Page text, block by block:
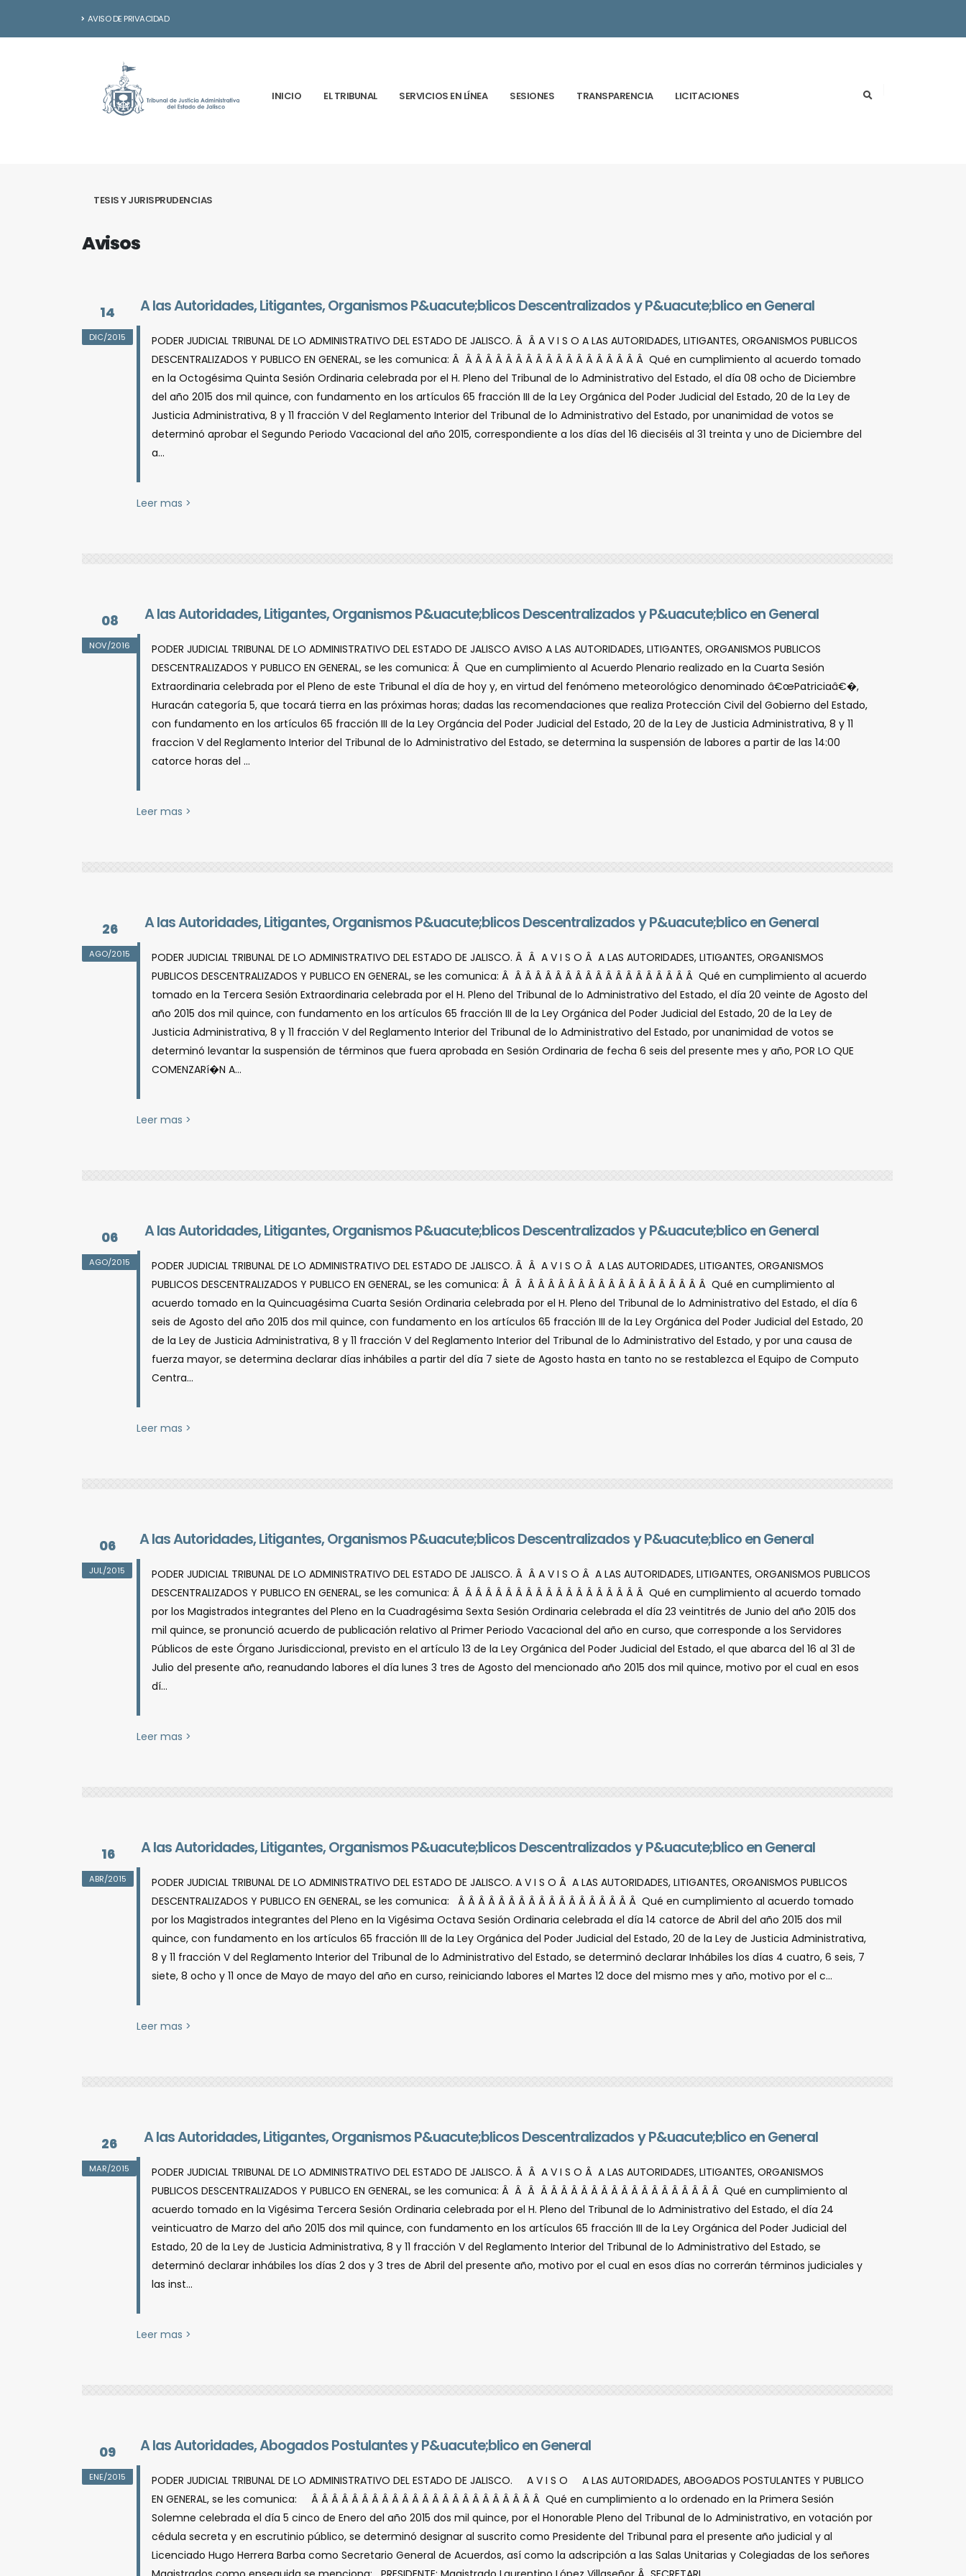
AVISO DE PRIVACIDAD
INICIO EL TRIBUNAL SERVICIOS EN LÍNEA SESIONES TRANSPARENCIA LICITACIONES
TESIS Y JURISPRUDENCIAS
Avisos
14
DIC/2015
A las Autoridades, Litigantes, Organismos P&uacute;blicos Descentralizados y P&uacute;blico en General
PODER JUDICIAL TRIBUNAL DE LO ADMINISTRATIVO DEL ESTADO DE JALISCO. Â Â A V I S O A LAS AUTORIDADES, LITIGANTES, ORGANISMOS PUBLICOS
DESCENTRALIZADOS Y PUBLICO EN GENERAL, se les comunica: Â Â Â Â Â Â Â Â Â Â Â Â Â Â Â Â Â Â Â Qué en cumplimiento al acuerdo tomado
en la Octogésima Quinta Sesión Ordinaria celebrada por el H. Pleno del Tribunal de lo Administrativo del Estado, el dí­a 08 ocho de Diciembre
del año 2015 dos mil quince, con fundamento en los artí­culos 65 fracción III de la Ley Orgánica del Poder Judicial del Estado, 20 de la Ley de
Justicia Administrativa, 8 y 11 fracción V del Reglamento Interior del Tribunal de lo Administrativo del Estado, por unanimidad de votos se
determinó aprobar el Segundo Periodo Vacacional del año 2015, correspondiente a los dí­as del 16 dieciséis al 31 treinta y uno de Diciembre del
a...
Leer mas >
08
NOV/2016
A las Autoridades, Litigantes, Organismos P&uacute;blicos Descentralizados y P&uacute;blico en General
PODER JUDICIAL TRIBUNAL DE LO ADMINISTRATIVO DEL ESTADO DE JALISCO AVISO A LAS AUTORIDADES, LITIGANTES, ORGANISMOS PUBLICOS
DESCENTRALIZADOS Y PUBLICO EN GENERAL, se les comunica: Â Que en cumplimiento al Acuerdo Plenario realizado en la Cuarta Sesión
Extraordinaria celebrada por el Pleno de este Tribunal el dí­a de hoy y, en virtud del fenómeno meteorológico denominado â€œPatriciaâ€�,
Huracán categorí­a 5, que tocará tierra en las próximas horas; dadas las recomendaciones que realiza Protección Civil del Gobierno del Estado,
con fundamento en los artí­culos 65 fracción III de la Ley Orgáncia del Poder Judicial del Estado, 20 de la Ley de Justicia Administrativa, 8 y 11
fraccion V del Reglamento Interior del Tribunal de lo Administrativo del Estado, se determina la suspensión de labores a partir de las 14:00
catorce horas del ...
Leer mas >
26
AGO/2015
A las Autoridades, Litigantes, Organismos P&uacute;blicos Descentralizados y P&uacute;blico en General
PODER JUDICIAL TRIBUNAL DE LO ADMINISTRATIVO DEL ESTADO DE JALISCO. Â Â A V I S O Â A LAS AUTORIDADES, LITIGANTES, ORGANISMOS
PUBLICOS DESCENTRALIZADOS Y PUBLICO EN GENERAL, se les comunica: Â Â Â Â Â Â Â Â Â Â Â Â Â Â Â Â Â Â Â Qué en cumplimiento al acuerdo
tomado en la Tercera Sesión Extraordinaria celebrada por el H. Pleno del Tribunal de lo Administrativo del Estado, el dí­a 20 veinte de Agosto del
año 2015 dos mil quince, con fundamento en los artí­culos 65 fracción III de la Ley Orgánica del Poder Judicial del Estado, 20 de la Ley de
Justicia Administrativa, 8 y 11 fracción V del Reglamento Interior del Tribunal de lo Administrativo del Estado, por unanimidad de votos se
determinó levantar la suspensión de términos que fuera aprobada en Sesión Ordinaria de fecha 6 seis del presente mes y año, POR LO QUE
COMENZARí�N A...
Leer mas >
06
AGO/2015
A las Autoridades, Litigantes, Organismos P&uacute;blicos Descentralizados y P&uacute;blico en General
PODER JUDICIAL TRIBUNAL DE LO ADMINISTRATIVO DEL ESTADO DE JALISCO. Â Â A V I S O Â A LAS AUTORIDADES, LITIGANTES, ORGANISMOS
PUBLICOS DESCENTRALIZADOS Y PUBLICO EN GENERAL, se les comunica: Â Â Â Â Â Â Â Â Â Â Â Â Â Â Â Â Â Â Â Â Qué en cumplimiento al
acuerdo tomado en la Quincuagésima Cuarta Sesión Ordinaria celebrada por el H. Pleno del Tribunal de lo Administrativo del Estado, el dí­a 6
seis de Agosto del año 2015 dos mil quince, con fundamento en los artí­culos 65 fracción III de la Ley Orgánica del Poder Judicial del Estado, 20
de la Ley de Justicia Administrativa, 8 y 11 fracción V del Reglamento Interior del Tribunal de lo Administrativo del Estado, y por una causa de
fuerza mayor, se determina declarar dí­as inhábiles a partir del dí­a 7 siete de Agosto hasta en tanto no se restablezca el Equipo de Computo
Centra...
Leer mas >
06
JUL/2015
A las Autoridades, Litigantes, Organismos P&uacute;blicos Descentralizados y P&uacute;blico en General
PODER JUDICIAL TRIBUNAL DE LO ADMINISTRATIVO DEL ESTADO DE JALISCO. Â Â A V I S O Â A LAS AUTORIDADES, LITIGANTES, ORGANISMOS PUBLICOS
DESCENTRALIZADOS Y PUBLICO EN GENERAL, se les comunica: Â Â Â Â Â Â Â Â Â Â Â Â Â Â Â Â Â Â Â Qué en cumplimiento al acuerdo tomado
por los Magistrados integrantes del Pleno en la Cuadragésima Sexta Sesión Ordinaria celebrada el dí­a 23 veintitrés de Junio del año 2015 dos
mil quince, se pronunció acuerdo de publicación relativo al Primer Periodo Vacacional del año en curso, que corresponde a los Servidores
Públicos de este Órgano Jurisdiccional, previsto en el artí­culo 13 de la Ley Orgánica del Poder Judicial del Estado, el que abarca del 16 al 31 de
Julio del presente año, reanudando labores el dí­a lunes 3 tres de Agosto del mencionado año 2015 dos mil quince, motivo por el cual en esos
dí...
Leer mas >
16
ABR/2015
A las Autoridades, Litigantes, Organismos P&uacute;blicos Descentralizados y P&uacute;blico en General
PODER JUDICIAL TRIBUNAL DE LO ADMINISTRATIVO DEL ESTADO DE JALISCO. A V I S O Â A LAS AUTORIDADES, LITIGANTES, ORGANISMOS PUBLICOS
DESCENTRALIZADOS Y PUBLICO EN GENERAL, se les comunica: Â Â Â Â Â Â Â Â Â Â Â Â Â Â Â Â Â Â Qué en cumplimiento al acuerdo tomado
por los Magistrados integrantes del Pleno en la Vigésima Octava Sesión Ordinaria celebrada el dí­a 14 catorce de Abril del año 2015 dos mil
quince, con fundamento en los artí­culos 65 fracción III de la Ley Orgánica del Poder Judicial del Estado, 20 de la Ley de Justicia Administrativa,
8 y 11 fracción V del Reglamento Interior del Tribunal de lo Administrativo del Estado, se determinó declarar Inhábiles los dí­as 4 cuatro, 6 seis, 7
siete, 8 ocho y 11 once de Mayo de mayo del año en curso, reiniciando labores el Martes 12 doce del mismo mes y año, motivo por el c...
Leer mas >
26
MAR/2015
A las Autoridades, Litigantes, Organismos P&uacute;blicos Descentralizados y P&uacute;blico en General
PODER JUDICIAL TRIBUNAL DE LO ADMINISTRATIVO DEL ESTADO DE JALISCO. Â Â A V I S O Â A LAS AUTORIDADES, LITIGANTES, ORGANISMOS
PUBLICOS DESCENTRALIZADOS Y PUBLICO EN GENERAL, se les comunica: Â Â Â Â Â Â Â Â Â Â Â Â Â Â Â Â Â Â Â Â Â Qué en cumplimiento al
acuerdo tomado en la Vigésima Tercera Sesión Ordinaria celebrada por el H. Pleno del Tribunal de lo Administrativo del Estado, el dí­a 24
veinticuatro de Marzo del año 2015 dos mil quince, con fundamento en los artí­culos 65 fracción III de la Ley Orgánica del Poder Judicial del
Estado, 20 de la Ley de Justicia Administrativa, 8 y 11 fracción V del Reglamento Interior del Tribunal de lo Administrativo del Estado, se
determinó declarar inhábiles los dí­as 2 dos y 3 tres de Abril del presente año, motivo por el cual en esos dí­as no correrán términos judiciales y
las inst...
Leer mas >
09
ENE/2015
A las Autoridades, Abogados Postulantes y P&uacute;blico en General
PODER JUDICIAL TRIBUNAL DE LO ADMINISTRATIVO DEL ESTADO DE JALISCO. A V I S O A LAS AUTORIDADES, ABOGADOS POSTULANTES Y PUBLICO
EN GENERAL, se les comunica: Â Â Â Â Â Â Â Â Â Â Â Â Â Â Â Â Â Â Â Â Â Â Â Qué en cumplimiento a lo ordenado en la Primera Sesión
Solemne celebrada el dí­a 5 cinco de Enero del año 2015 dos mil quince, por el Honorable Pleno del Tribunal de lo Administrativo, en votación por
cédula secreta y en escrutinio público, se determinó designar al suscrito como Presidente del Tribunal para el presente año judicial y al
Licenciado Hugo Herrera Barba como Secretario General de Acuerdos, así­ como la adscripción a las Salas Unitarias y Colegiadas de los señores